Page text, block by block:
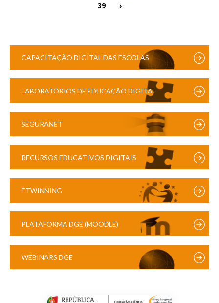
39
›
CAPACITAÇÃO DIGITAL DAS ESCOLAS
LABORATÓRIOS DE EDUCAÇÃO DIGITAL
SEGURANET
RECURSOS EDUCATIVOS DIGITAIS
ETWINNING
PLATAFORMA DGE (MOODLE)
WEBINARS DGE